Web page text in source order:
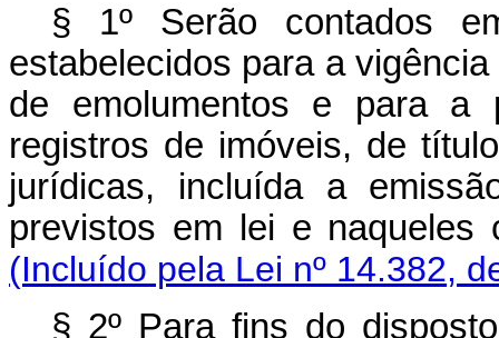
§ 1º Serão contados
estabelecidos para a
de emolumentos e para a
registros de imóveis, de
jurídicas, incluída a
previstos em lei e
(Incluído pela Lei nº 14.382,
§ 2º Para fins do